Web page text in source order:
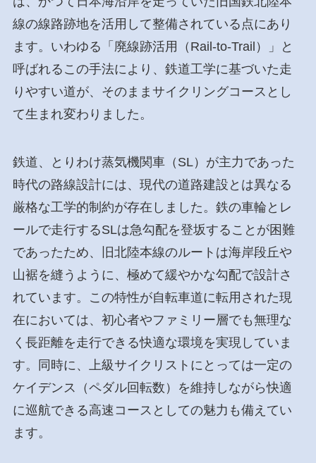
線の線路跡地を活用して整備されている点にあり
ます。いわゆる「廃線跡活用（Rail-to-Trail）」と
呼ばれるこの手法により、鉄道工学に基づいた走
りやすい道が、そのままサイクリングコースとし
て生まれ変わりました。
鉄道、とりわけ蒸気機関車（SL）が主力であった
時代の路線設計には、現代の道路建設とは異なる
厳格な工学的制約が存在しました。鉄の車輪とレ
ールで走行するSLは急勾配を登坂することが困難
であったため、旧北陸本線のルートは海岸段丘や
山裾を縫うように、極めて緩やかな勾配で設計さ
れています。この特性が自転車道に転用された現
在においては、初心者やファミリー層でも無理な
く長距離を走行できる快適な環境を実現していま
す。同時に、上級サイクリストにとっては一定の
ケイデンス（ペダル回転数）を維持しながら快適
に巡航できる高速コースとしての魅力も備えてい
ます。